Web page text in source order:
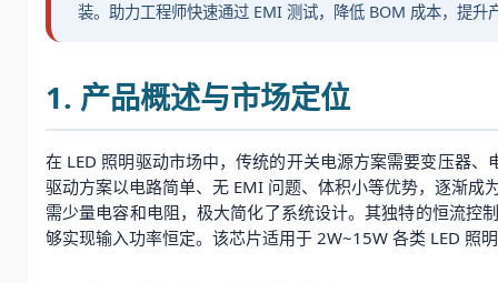
装。助力工程师快速通过 EMI 测试，降低 BOM 成本，提升
1. 产品概述与市场定位
在 LED 照明驱动市场中，传统的开关电源方案需要变压器
驱动方案以电路简单、无 EMI 问题、体积小等优势，逐渐成
需少量电容和电阻，极大简化了系统设计。其独特的恒流控
够实现输入功率恒定。该芯片适用于 2W~15W 各类 LED 照